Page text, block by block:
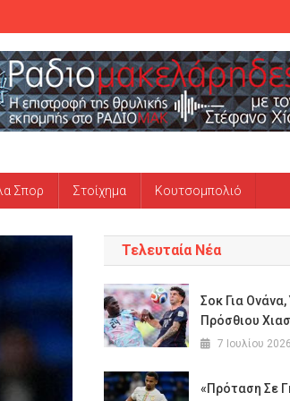
Σπορ Στοίχημα Κουτσομπολιό
Τελευταία Νέα
Σοκ Για
Πρόσθιου
7 Ιουλίου 2026
«Πρόταση Σε